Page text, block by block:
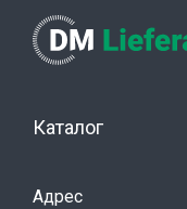
Каталог
Адрес